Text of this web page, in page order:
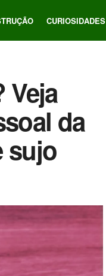
CURIOSIDADES
Veja
da
sujo